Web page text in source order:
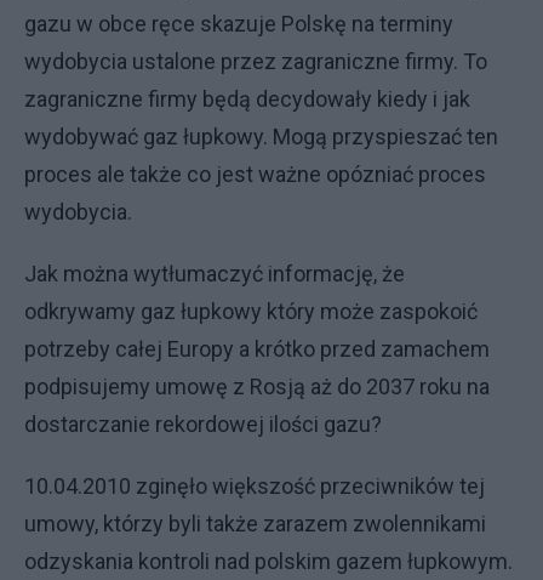
gazu w obce ręce skazuje Polskę na terminy
wydobycia ustalone przez zagraniczne firmy. To
zagraniczne firmy będą decydowały kiedy i jak
wydobywać gaz łupkowy. Mogą przyspieszać ten
proces ale także co jest ważne opózniać proces
wydobycia.
Jak można wytłumaczyć informację, że
odkrywamy gaz łupkowy który może zaspokoić
potrzeby całej Europy a krótko przed zamachem
podpisujemy umowę z Rosją aż do 2037 roku na
dostarczanie rekordowej ilości gazu?
10.04.2010 zginęło większość przeciwników tej
umowy, którzy byli także zarazem zwolennikami
odzyskania kontroli nad polskim gazem łupkowym.